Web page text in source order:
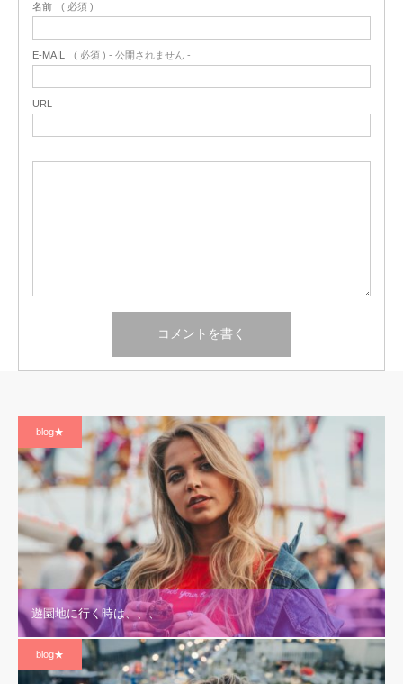
名前 ( 必須 )
E-MAIL ( 必須 ) - 公開されません -
URL
blog★
遊園地に行く時は、、、
blog★